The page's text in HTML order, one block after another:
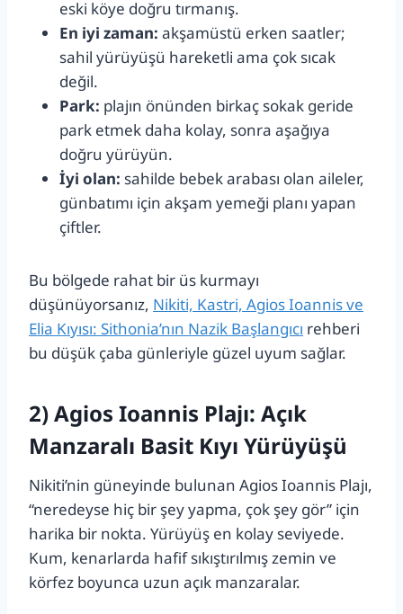
eski köye doğru tırmanış.
En iyi zaman: akşamüstü erken saatler;
sahil yürüyüşü hareketli ama çok sıcak
değil.
Park: plajın önünden birkaç sokak geride
park etmek daha kolay, sonra aşağıya
doğru yürüyün.
İyi olan: sahilde bebek arabası olan aileler,
günbatımı için akşam yemeği planı yapan
çiftler.
Bu bölgede rahat bir üs kurmayı
düşünüyorsanız, Nikiti, Kastri, Agios Ioannis ve
Elia Kıyısı: Sithonia’nın Nazik Başlangıcı rehberi
bu düşük çaba günleriyle güzel uyum sağlar.
2) Agios Ioannis Plajı: Açık
Manzaralı Basit Kıyı Yürüyüşü
Nikiti’nin güneyinde bulunan Agios Ioannis Plajı,
“neredeyse hiç bir şey yapma, çok şey gör” için
harika bir nokta. Yürüyüş en kolay seviyede.
Kum, kenarlarda hafif sıkıştırılmış zemin ve
körfez boyunca uzun açık manzaralar.